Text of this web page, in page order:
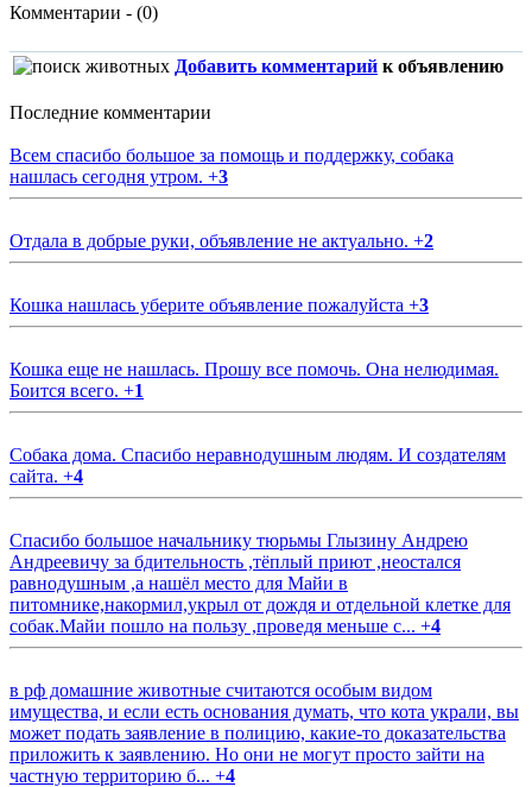
Комментарии - (0)
Добавить комментарий к объявлению
Последние комментарии
Всем спасибо большое за помощь и поддержку, собака
нашлась сегодня утром. +3
Отдала в добрые руки, объявление не актуально. +2
Кошка нашлась уберите объявление пожалуйста +3
Кошка еще не нашлась. Прошу все помочь. Она нелюдимая.
Боится всего. +1
Собака дома. Спасибо неравнодушным людям. И создателям
сайта. +4
Спасибо большое начальнику тюрьмы Глызину Андрею
Андреевичу за бдительность ,тёплый приют ,неостался
равнодушным ,а нашёл место для Майи в
питомнике,накормил,укрыл от дождя и отдельной клетке для
собак.Майи пошло на пользу ,проведя меньше с... +4
в рф домашние животные считаются особым видом
имущества, и если есть основания думать, что кота украли, вы
может подать заявление в полицию, какие-то доказательства
приложить к заявлению. Но они не могут просто зайти на
частную территорию б... +4